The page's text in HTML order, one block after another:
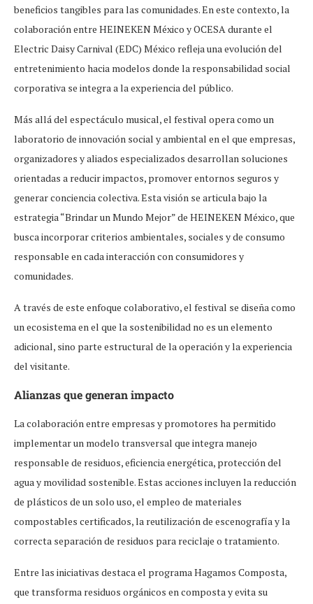
beneficios tangibles para las comunidades. En este contexto, la
colaboración entre HEINEKEN México y OCESA durante el
Electric Daisy Carnival (EDC) México refleja una evolución del
entretenimiento hacia modelos donde la responsabilidad social
corporativa se integra a la experiencia del público.
Más allá del espectáculo musical, el festival opera como un
laboratorio de innovación social y ambiental en el que empresas,
organizadores y aliados especializados desarrollan soluciones
orientadas a reducir impactos, promover entornos seguros y
generar conciencia colectiva. Esta visión se articula bajo la
estrategia “Brindar un Mundo Mejor” de HEINEKEN México, que
busca incorporar criterios ambientales, sociales y de consumo
responsable en cada interacción con consumidores y
comunidades.
A través de este enfoque colaborativo, el festival se diseña como
un ecosistema en el que la sostenibilidad no es un elemento
adicional, sino parte estructural de la operación y la experiencia
del visitante.
Alianzas que generan impacto
La colaboración entre empresas y promotores ha permitido
implementar un modelo transversal que integra manejo
responsable de residuos, eficiencia energética, protección del
agua y movilidad sostenible. Estas acciones incluyen la reducción
de plásticos de un solo uso, el empleo de materiales
compostables certificados, la reutilización de escenografía y la
correcta separación de residuos para reciclaje o tratamiento.
Entre las iniciativas destaca el programa Hagamos Composta,
que transforma residuos orgánicos en composta y evita su